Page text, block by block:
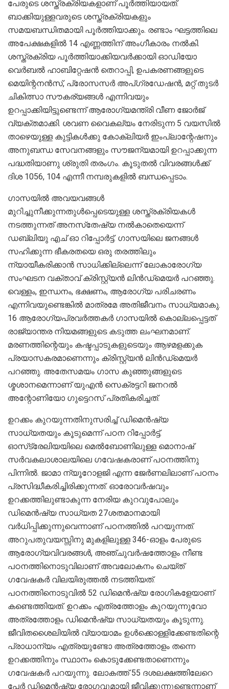
പേരുടെ ശസ്ത്രക്രിയകളാണ് പൂര്‍ത്തിയായത്.
ബാക്കിയുള്ളവരുടെ ശസ്ത്രക്രിയകളും
സമയബന്ധിതമായി പൂര്‍ത്തിയാക്കും. രണ്ടാം ഘട്ടത്തിലെ
അപേക്ഷകളില്‍ 14 എണ്ണത്തിന് അംഗീകാരം നല്‍കി.
ശസ്ത്രക്രിയ പൂര്‍ത്തിയാക്കിയവര്‍ക്കായി ഓഡിയോ
വെര്‍ബല്‍ ഹാബിറ്റേഷന്‍ തെറാപ്പി, ഉപകരണങ്ങളുടെ
മെയിന്റനന്‍സ്, പ്രോസസര്‍ അപ്ഗ്രഡേഷന്‍, മറ്റ് തുടര്‍
ചികിത്സാ സൗകര്യങ്ങള്‍ എന്നിവയും
ഉറപ്പാക്കിയിട്ടുണ്ടെന്ന് ആരോഗ്യമന്ത്രി വീണ ജോര്‍ജ്
വ്യക്തമാക്കി. ശവണ വൈകല്യം നേരിടുന്ന 5 വയസില്‍
താഴെയുള്ള കുട്ടികള്‍ക്കു കോക്ലിയര്‍ ഇംപ്ലാന്റേഷനും
അനുബന്ധ സേവനങ്ങളും സൗജന്യമായി ഉറപ്പാക്കുന്ന
പദ്ധതിയാണു ശ്രുതി തരംഗം. കൂടുതല്‍ വിവരങ്ങള്‍ക്ക്
ദിശ 1056, 104 എന്നീ നമ്പരുകളില്‍ ബന്ധപ്പെടാം.
ഗാസയില്‍ അവയവങ്ങള്‍
മുറിച്ചുനീക്കുന്നതുള്‍പ്പെടെയുള്ള ശസ്ത്രക്രിയകള്‍
നടത്തുന്നത് അനസ്‌തേഷ്യ നല്‍കാതെയെന്ന്
ഡബ്ലിയു എച് ഓ റിപ്പോര്‍ട്ട്. ഗാസയിലെ ജനങ്ങള്‍
സഹിക്കുന്ന ഭീകരതയെ ഒരു തരത്തിലും
ന്യായീകരിക്കാന്‍ സാധിക്കില്ലെന്ന് ലോകാരോഗ്യ
സംഘടന വക്താവ് ക്രിസ്റ്റ്യന്‍ ലിന്‍ഡ്‌മെയര്‍ പറഞ്ഞു.
വെള്ളം, ഇന്ധനം, ഭക്ഷണം, ആരോഗ്യ പരിചരണം
എന്നിവയുണ്ടെങ്കില്‍ മാത്രമേ അതിജീവനം സാധ്യമാകു.
16 ആരോഗ്യപ്രവര്‍ത്തകര്‍ ഗാസയില്‍ കൊല്ലപ്പെട്ടത്
രാജ്യാന്തര നിയമങ്ങളുടെ കടുത്ത ലംഘനമാണ്.
മരണത്തിന്റെയും കഷ്ടപ്പാടുകളുടെയും ആഴമളക്കുക
പ്രയാസകരമാണെന്നും ക്രിസ്റ്റ്യന്‍ ലിന്‍ഡ്‌മെയര്‍
പറഞ്ഞു. അതേസമയം ഗാസ കുഞ്ഞുങ്ങളുടെ
ശ്മശാനമെന്നാണ് യുഎന്‍ സെക്രട്ടറി ജനറല്‍
അന്റോണിയോ ഗുട്ടെറസ് പ്രതികരിച്ചത്.
ഉറക്കം കുറയുന്നതിനുസരിച്ച് ഡിമെന്‍ഷ്യ
സാധ്യതയും കൂടുമെന്ന് പഠന റിപ്പോര്‍ട്ട്.
ഓസ്‌ട്രേലിയയിലെ മെല്‍ബോണിലുള്ള മൊനാഷ്
സര്‍വകലാശാലയിലെ ഗവേഷകരാണ് പഠനത്തിനു
പിന്നില്‍. ജാമാ ന്യൂറോളജി എന്ന ജേര്‍ണലിലാണ് പഠനം
പ്രസിദ്ധീകരിച്ചിരിക്കുന്നത്. ഓരോവര്‍ഷവും
ഉറക്കത്തിലുണ്ടാകുന്ന നേരിയ കുറവുപോലും
ഡിമെന്‍ഷ്യ സാധ്യത 27ശതമാനമായി
വര്‍ധിപ്പിക്കുന്നുവെന്നാണ് പഠനത്തില്‍ പറയുന്നത്.
അറുപതുവയസ്സിനു മുകളിലുള്ള 346-ഓളം പേരുടെ
ആരോഗ്യവിവരങ്ങള്‍, അഞ്ചുവര്‍ഷത്തോളം നീണ്ട
പഠനത്തിനൊടുവിലാണ് അവലോകനം ചെയ്ത്
ഗവേഷകര്‍ വിലയിരുത്തല്‍ നടത്തിയത്.
പഠനത്തിനൊടുവില്‍ 52 ഡിമെന്‍ഷ്യ രോഗികളേയാണ്
കണ്ടെത്തിയത്. ഉറക്കം എത്രത്തോളം കുറയുന്നുവോ
അത്രത്തോളം ഡിമെന്‍ഷ്യ സാധ്യതയും കൂടുന്നു.
ജീവിതശൈലിയില്‍ വ്യായാമം ഉള്‍ക്കൊള്ളിക്കേണ്ടതിന്റെ
പ്രാധാന്യം എത്രയുണ്ടോ അത്രത്തോളം തന്നെ
ഉറക്കത്തിനും സ്ഥാനം കൊടുക്കേണ്ടതാണെന്നും
ഗവേഷകര്‍ പറയുന്നു. ലോകത്ത് 55 ദശലക്ഷത്തിലേറെ
പേര്‍ ഡിമെന്‍ഷ്യ രോഗവുമായി ജീവിക്കുന്നുണ്ടെന്നാണ്